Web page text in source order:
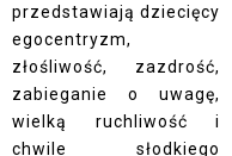
przedstawiają dziecięcy
egocentryzm,
złośliwość, zazdrość,
zabieganie o uwagę,
wielką ruchliwość i
chwile słodkiego